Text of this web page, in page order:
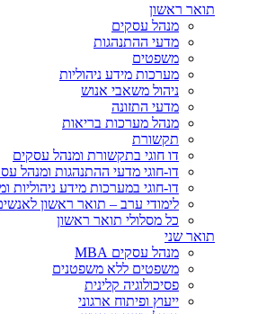
תואר ראשון
מנהל עסקים
מדעי ההתנהגות
משפטים
מערכות מידע ניהוליות
ניהול משאבי אנוש
מדעי התזונה
מנהל מערכות בריאות
תקשורת
דו חוגי בתקשורת ומנהל עסקים
דו-חוגי מדעי ההתנהגות ומנהל
דו-חוגי במערכות מידע ניהוליות
לימודי ערב – תואר ראשון
כל מסלולי תואר ראשון
תואר שני
מנהל עסקים MBA
משפטים ללא משפטנים
פסיכולוגיה קלינית
ייעוץ ופיתוח ארגוני